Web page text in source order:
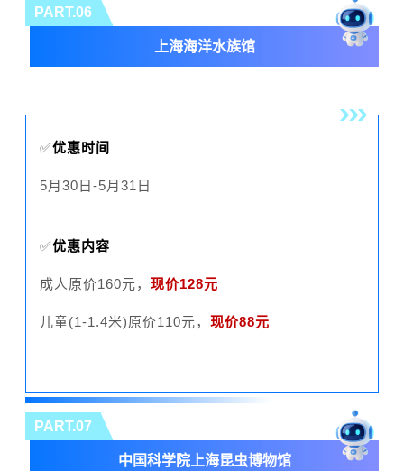
PART.06
上海海洋水族馆
✅优惠时间
5月30日-5月31日
✅优惠内容
成人原价160元， 现价128元
儿童(1-1.4米)原价110元， 现价88元
PART.07
中国科学院上海昆虫博物馆